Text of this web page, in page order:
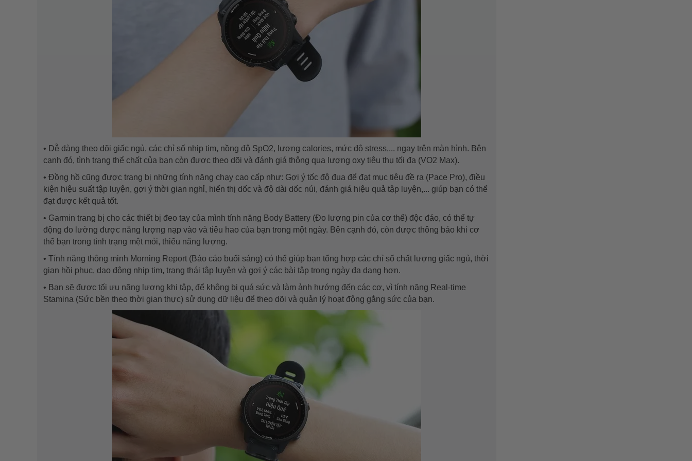
• Dễ dàng theo dõi giấc ngủ, các chỉ số nhịp tim, nồng độ SpO2, lượng calories, mức độ stress,... ngay trên màn hình. Bên
cạnh đó, tình trạng thể chất của bạn còn được theo dõi và đánh giá thông qua lượng oxy tiêu thụ tối đa (VO2 Max).
• Đồng hồ cũng được trang bị những tính năng chạy cao cấp như: Gợi ý tốc độ đua để đạt mục tiêu đề ra (Pace Pro), điều
kiện hiệu suất tập luyện, gợi ý thời gian nghỉ, hiển thị dốc và độ dài dốc núi, đánh giá hiệu quả tập luyện,... giúp bạn có thể
đạt được kết quả tốt.
• Garmin trang bị cho các thiết bị đeo tay của mình tính năng Body Battery (Đo lượng pin của cơ thể) độc đáo, có thể tự
động đo lường được năng lượng nạp vào và tiêu hao của bạn trong một ngày. Bên cạnh đó, còn được thông báo khi cơ
thể bạn trong tình trạng mệt mỏi, thiếu năng lượng.
• Tính năng thông minh Morning Report (Báo cáo buổi sáng) có thể giúp bạn tổng hợp các chỉ số chất lượng giấc ngủ, thời
gian hồi phục, dao động nhịp tim, trạng thái tập luyện và gợi ý các bài tập trong ngày đa dạng hơn.
• Bạn sẽ được tối ưu năng lượng khi tập, để không bị quá sức và làm ảnh hướng đến các cơ, vì tính năng Real-time
Stamina (Sức bền theo thời gian thực) sử dụng dữ liệu để theo dõi và quản lý hoạt động gắng sức của bạn.